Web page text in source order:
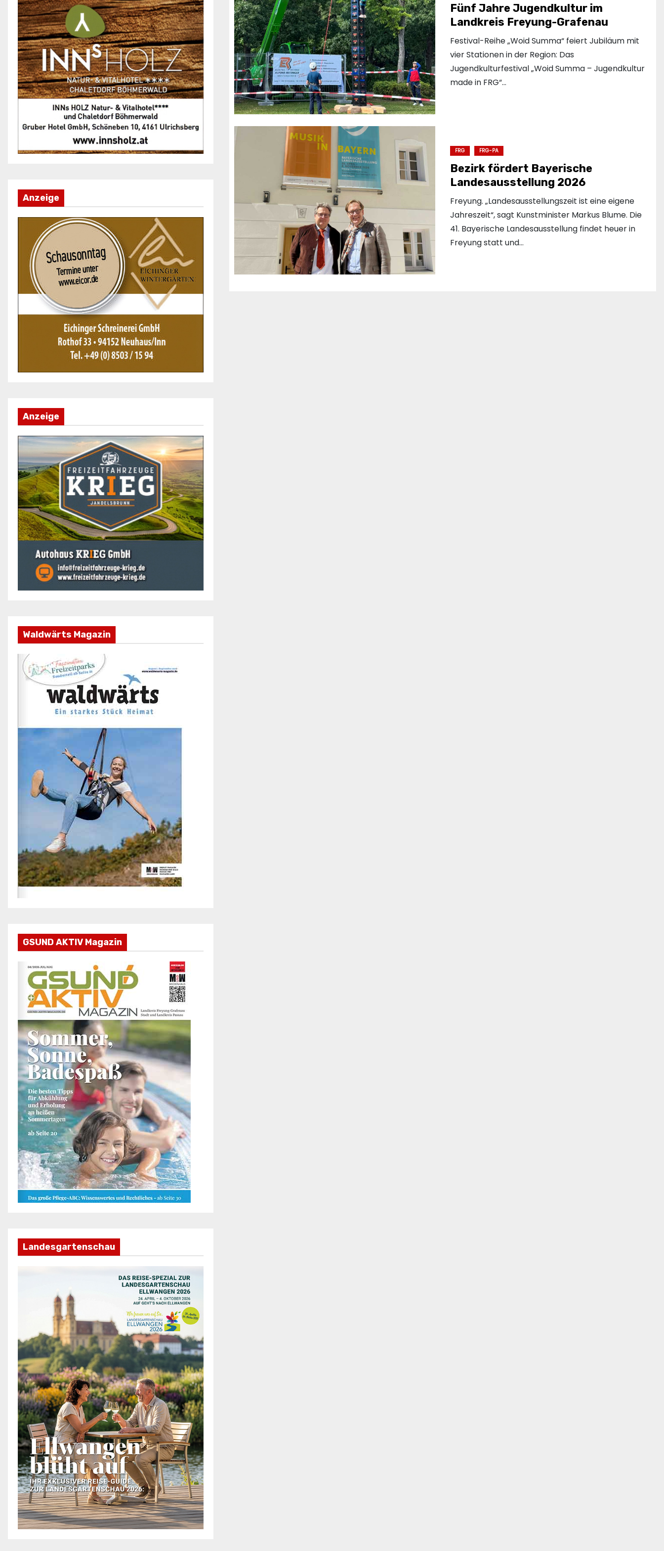
Anzeige
Anzeige
Waldwärts Magazin
GSUND AKTIV Magazin
Landesgartenschau
Fünf Jahre Jugendkultur im
Landkreis Freyung-Grafenau
Festival-Reihe „Woid Summa“ feiert Jubiläum mit
vier Stationen in der Region: Das
Jugendkulturfestival „Woid Summa – Jugendkultur
made in FRG“…
FRG FRG-PA
Bezirk fördert Bayerische
Landesausstellung 2026
Freyung. „Landesausstellungszeit ist eine eigene
Jahreszeit“, sagt Kunstminister Markus Blume. Die
41. Bayerische Landesausstellung findet heuer in
Freyung statt und…